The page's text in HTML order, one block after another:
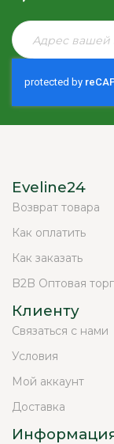
Eveline24
Возврат товара
Как оплатить
Как заказать
B2B Оптовая
Клиенту
Связаться с нами
Условия
Мой аккаунт
Доставка